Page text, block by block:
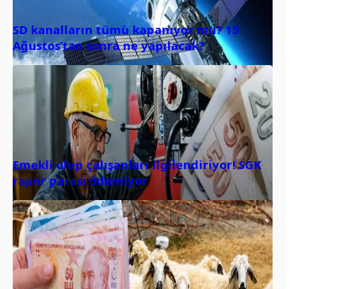
SD kanalların tümü kapanıyor mu? 15
Ağustos’tan sonra ne yapılacak?
Emekli olup çalışanları ilgilendiriyor! SGK
rapor parası ödemiyor